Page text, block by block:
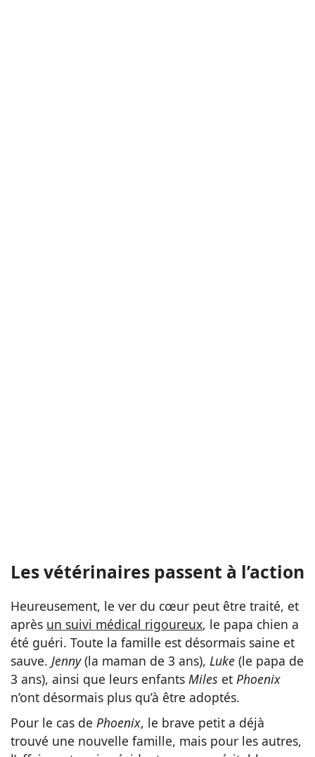
Les vétérinaires passent à l’action
Heureusement, le ver du cœur peut être traité, et
après un suivi médical rigoureux, le papa chien a
été guéri. Toute la famille est désormais saine et
sauve. Jenny(la maman de 3 ans), Luke (le papa de
3 ans), ainsi que leurs enfants Miles et Phoenix
n’ont désormais plus qu’à être adoptés.
Pour le cas de Phoenix, le brave petit a déjà
trouvé une nouvelle famille, mais pour les autres,